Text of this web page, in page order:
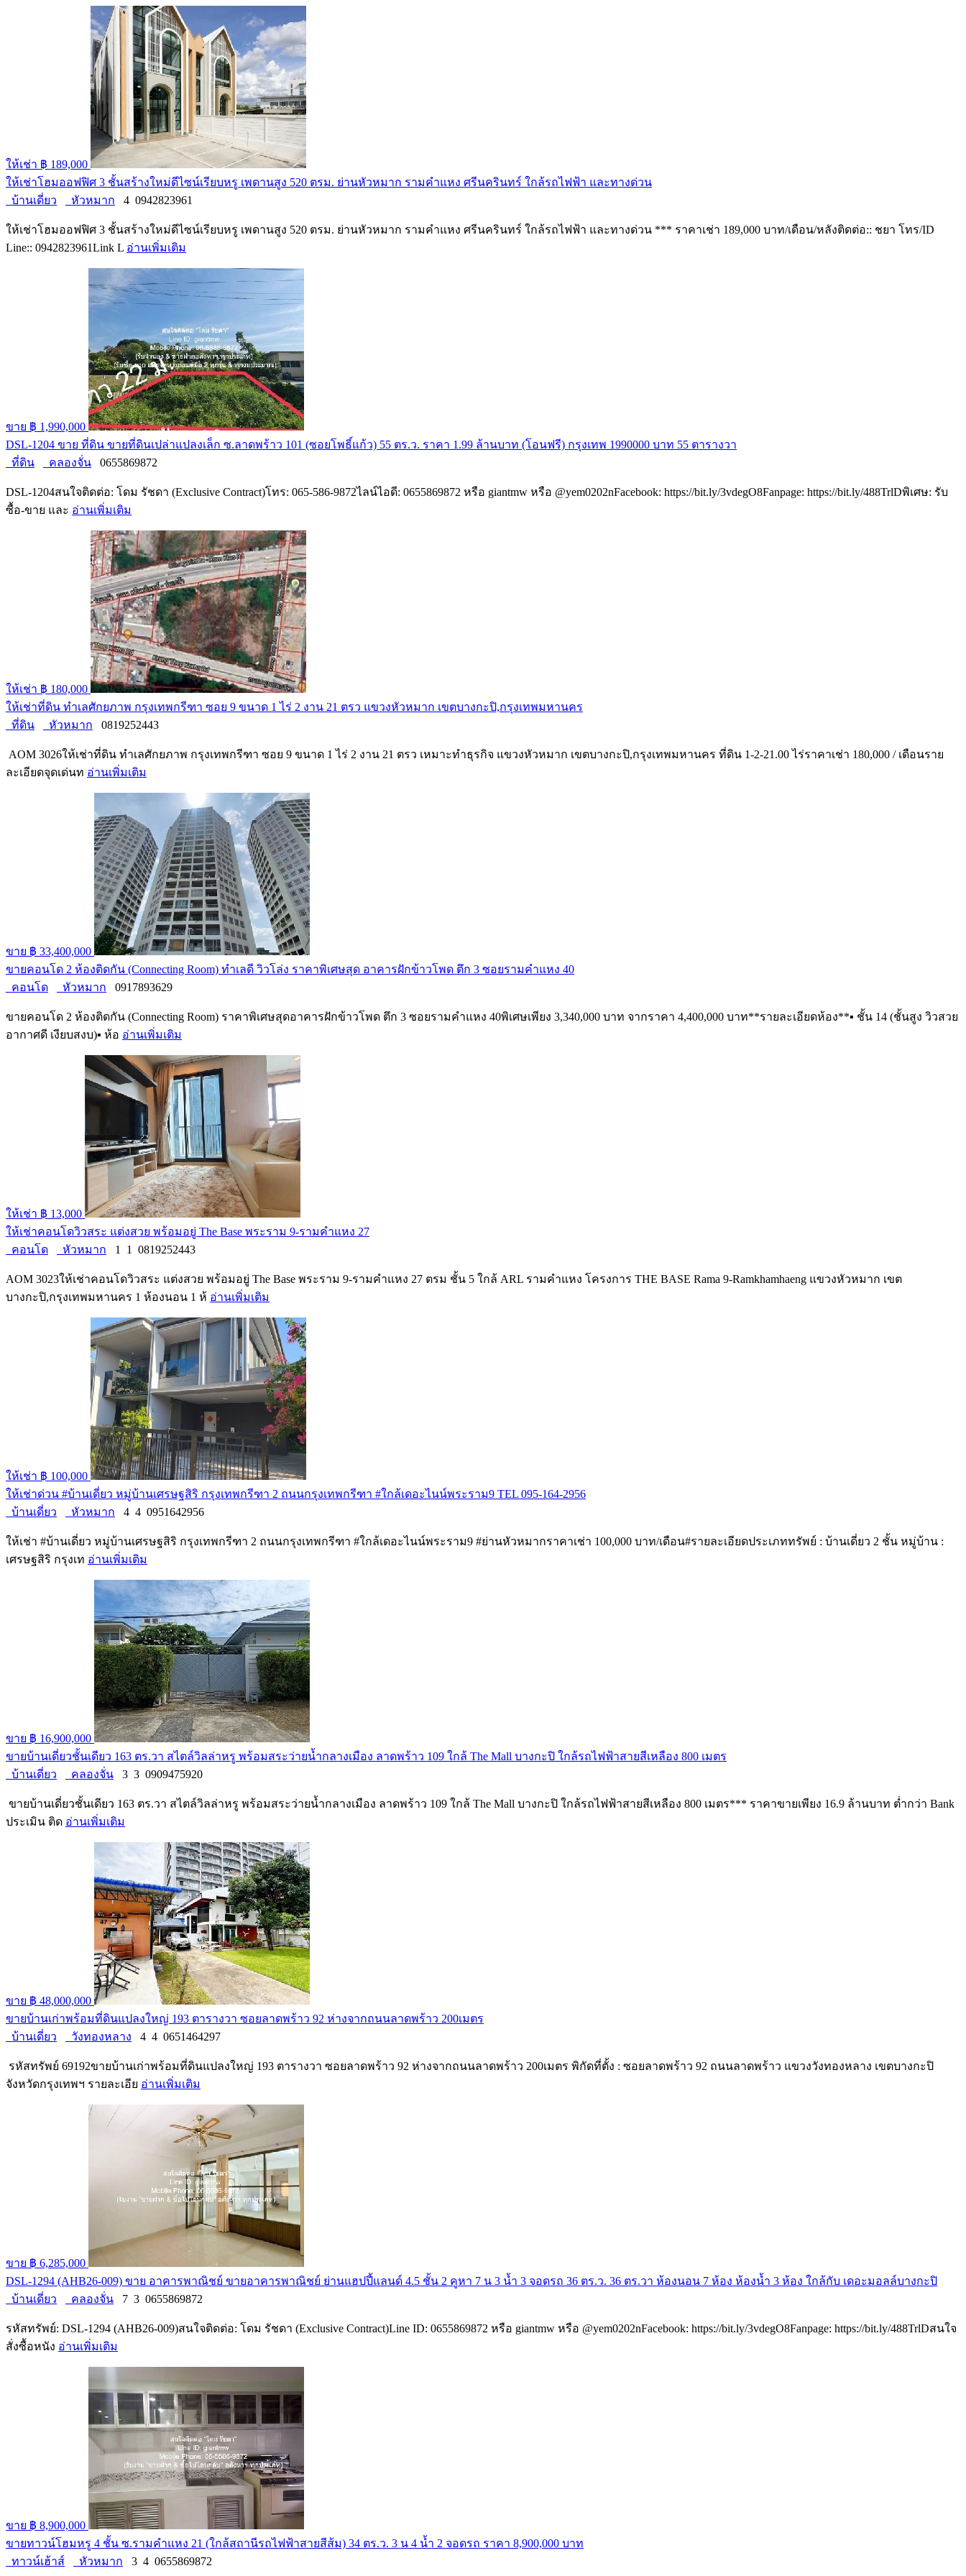
ให้เช่า ฿ 189,000
ให้เช่าโฮมออฟฟิศ 3 ชั้นสร้างใหม่ดีไซน์เรียบหรู เพดานสูง 520 ตรม. ย่านหัวหมาก รามคำแหง ศรีนครินทร์ ใกล้รถไฟฟ้า และทางด่วน
บ้านเดี่ยว
หัวหมาก 4 0942823961
ให้เช่าโฮมออฟฟิศ 3 ชั้นสร้างใหม่ดีไซน์เรียบหรู เพดานสูง 520 ตรม. ย่านหัวหมาก รามคำแหง ศรีนครินทร์ ใกล้รถไฟฟ้า และทางด่วน *** ราคาเช่า 189,000 บาท/เดือน/หลังติดต่อ:: ชยา โทร/ID
Line:: 0942823961Link L อ่านเพิ่มเติม
ขาย ฿ 1,990,000
DSL-1204 ขาย ที่ดิน ขายที่ดินเปล่าแปลงเล็ก ซ.ลาดพร้าว 101 (ซอยโพธิ์แก้ว) 55 ตร.ว. ราคา 1.99 ล้านบาท (โอนฟรี) กรุงเทพ 1990000 บาท 55 ตารางวา
ที่ดิน
คลองจั่น 0655869872
DSL-1204สนใจติดต่อ: โดม รัชดา (Exclusive Contract)โทร: 065-586-9872ไลน์ไอดี: 0655869872 หรือ giantmw หรือ @yem0202nFacebook: https://bit.ly/3vdegO8Fanpage: https://bit.ly/488TrlDพิเศษ: รับ
ซื้อ-ขาย และ อ่านเพิ่มเติม
ให้เช่า ฿ 180,000
ให้เช่าที่ดิน ทำเลศักยภาพ กรุงเทพกรีฑา ซอย 9 ขนาด 1 ไร่ 2 งาน 21 ตรว แขวงหัวหมาก เขตบางกะปิ,กรุงเทพมหานคร
ที่ดิน
หัวหมาก 0819252443
AOM 3026ให้เช่าที่ดิน ทำเลศักยภาพ กรุงเทพกรีฑา ซอย 9 ขนาด 1 ไร่ 2 งาน 21 ตรว เหมาะทำธุรกิจ แขวงหัวหมาก เขตบางกะปิ,กรุงเทพมหานคร ที่ดิน 1-2-21.00 ไร่ราคาเช่า 180,000 / เดือนราย
ละเอียดจุดเด่นท อ่านเพิ่มเติม
ขาย ฿ 33,400,000
ขายคอนโด 2 ห้องติดกัน (Connecting Room) ทำเลดี วิวโล่ง ราคาพิเศษสุด อาคารฝักข้าวโพด ตึก 3 ซอยรามคำแหง 40
คอนโด
หัวหมาก 0917893629
ขายคอนโด 2 ห้องติดกัน (Connecting Room) ราคาพิเศษสุดอาคารฝักข้าวโพด ตึก 3 ซอยรามคำแหง 40พิเศษเพียง 3,340,000 บาท จากราคา 4,400,000 บาท**รายละเอียดห้อง**▪ ชั้น 14 (ชั้นสูง วิวสวย
อากาศดี เงียบสงบ)▪ ห้อ อ่านเพิ่มเติม
ให้เช่า ฿ 13,000
ให้เช่าคอนโดวิวสระ แต่งสวย พร้อมอยู่ The Base พระราม 9-รามคำแหง 27
คอนโด
หัวหมาก 1 1 0819252443
AOM 3023ให้เช่าคอนโดวิวสระ แต่งสวย พร้อมอยู่ The Base พระราม 9-รามคำแหง 27 ตรม ชั้น 5 ใกล้ ARL รามคำแหง โครงการ THE BASE Rama 9-Ramkhamhaeng แขวงหัวหมาก เขต
บางกะปิ,กรุงเทพมหานคร 1 ห้องนอน 1 ห้ อ่านเพิ่มเติม
ให้เช่า ฿ 100,000
️ให้เช่าด่วน #บ้านเดี่ยว หมู่บ้านเศรษฐสิริ กรุงเทพกรีฑา 2 ถนนกรุงเทพกรีฑา #ใกล้เดอะไนน์พระราม9 TEL 095-164-2956
บ้านเดี่ยว
หัวหมาก 4 4 0951642956
️ให้เช่า #บ้านเดี่ยว หมู่บ้านเศรษฐสิริ กรุงเทพกรีฑา 2 ถนนกรุงเทพกรีฑา #ใกล้เดอะไนน์พระราม9 #ย่านหัวหมากราคาเช่า 100,000 บาท/เดือน#รายละเอียดประเภททรัพย์ : บ้านเดี่ยว 2 ชั้น หมู่บ้าน :
เศรษฐสิริ กรุงเท อ่านเพิ่มเติม
ขาย ฿ 16,900,000
ขายบ้านเดี่ยวชั้นเดียว 163 ตร.วา สไตล์วิลล่าหรู พร้อมสระว่ายน้ำกลางเมือง ลาดพร้าว 109 ใกล้ The Mall บางกะปิ ใกล้รถไฟฟ้าสายสีเหลือง 800 เมตร
บ้านเดี่ยว
คลองจั่น 3 3 0909475920
ขายบ้านเดี่ยวชั้นเดียว 163 ตร.วา สไตล์วิลล่าหรู พร้อมสระว่ายน้ำกลางเมือง ลาดพร้าว 109 ใกล้ The Mall บางกะปิ ใกล้รถไฟฟ้าสายสีเหลือง 800 เมตร*** ราคาขายเพียง 16.9 ล้านบาท ต่ำกว่า Bank
ประเมิน ติด อ่านเพิ่มเติม
ขาย ฿ 48,000,000
ขายบ้านเก่าพร้อมที่ดินแปลงใหญ่ 193 ตารางวา ซอยลาดพร้าว 92 ห่างจากถนนลาดพร้าว 200เมตร
บ้านเดี่ยว
วังทองหลาง 4 4 0651464297
รหัสทรัพย์ 69192ขายบ้านเก่าพร้อมที่ดินแปลงใหญ่ 193 ตารางวา ซอยลาดพร้าว 92 ห่างจากถนนลาดพร้าว 200เมตร พิกัดที่ตั้ง : ซอยลาดพร้าว 92 ถนนลาดพร้าว แขวงวังทองหลาง เขตบางกะปิ
จังหวัดกรุงเทพฯ รายละเอีย อ่านเพิ่มเติม
ขาย ฿ 6,285,000
DSL-1294 (AHB26-009) ขาย อาคารพาณิชย์ ขายอาคารพาณิชย์ ย่านแฮปปี้แลนด์ 4.5 ชั้น 2 คูหา 7 น 3 น้ำ 3 จอดรถ 36 ตร.ว. 36 ตร.วา ห้องนอน 7 ห้อง ห้องน้ำ 3 ห้อง ใกล้กับ เดอะมอลล์บางกะปิ
บ้านเดี่ยว
คลองจั่น 7 3 0655869872
รหัสทรัพย์: DSL-1294 (AHB26-009)สนใจติดต่อ: โดม รัชดา (Exclusive Contract)Line ID: 0655869872 หรือ giantmw หรือ @yem0202nFacebook: https://bit.ly/3vdegO8Fanpage: https://bit.ly/488TrlDสนใจ
สั่งซื้อหนัง อ่านเพิ่มเติม
ขาย ฿ 8,900,000
ขายทาวน์โฮมหรู 4 ชั้น ซ.รามคำแหง 21 (ใกล้สถานีรถไฟฟ้าสายสีส้ม) 34 ตร.ว. 3 น 4 น้ำ 2 จอดรถ ราคา 8,900,000 บาท
ทาวน์เฮ้าส์
หัวหมาก 3 4 0655869872